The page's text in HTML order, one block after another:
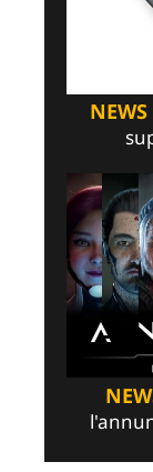
NEWS